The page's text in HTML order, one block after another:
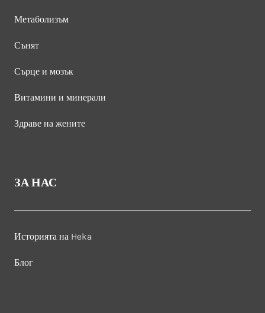
Метаболизъм
Сънят
Сърце и мозък
Витамини и минерали
Здраве на жените
ЗА НАС
Историята на Heka
Блог